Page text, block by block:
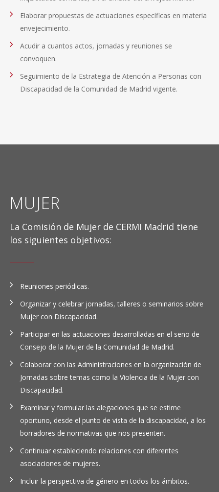
Elaborar propuestas de actuaciones específicas en materia
envejecimiento.
Acudir a cuantos actos, jornadas y reuniones se
convoquen.
Seguimiento de la Estrategia de Atención a Personas con
Discapacidad de la Comunidad de Madrid vigente.
MUJER
La Comisión de Mujer de CERMI Madrid tiene
los siguientes objetivos:
Reuniones periódicas.
Organizar y celebrar jornadas, talleres o seminarios sobre
Mujer con Discapacidad.
Participar en las actuaciones desarrolladas en el seno de
Consejo de la Mujer de la Comunidad de Madrid.
Colaborar con las Administraciones en la organización de
Jornadas sobre temas como la Violencia de la Mujer con
Discapacidad.
Examinar y formular las alegaciones que se estime
oportuno, desde el punto de vista de la discapacidad, a los
borradores de normativas que nos presenten.
Continuar estableciendo relaciones con diferentes
asociaciones de mujeres.
Incluir la perspectiva de género en todos los ámbitos.